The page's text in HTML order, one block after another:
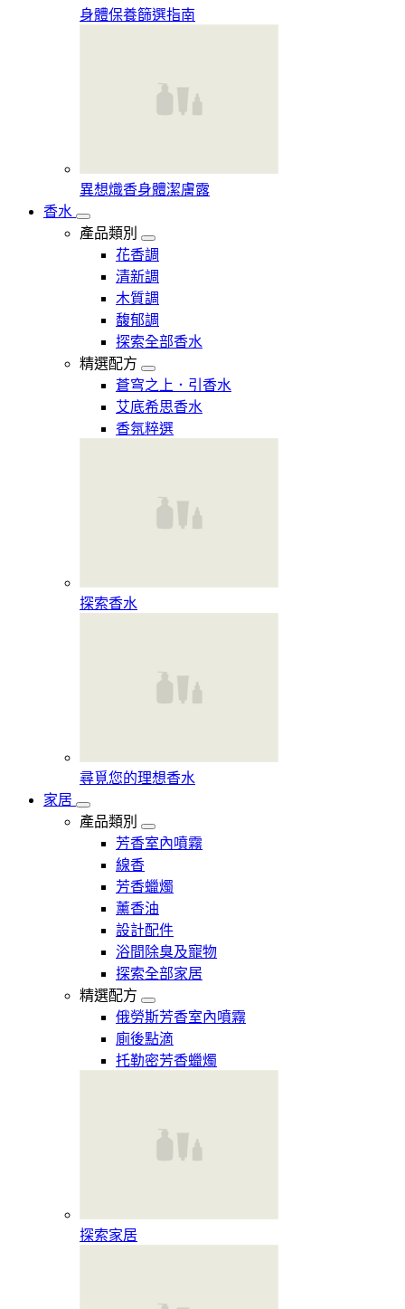
身體保養篩選指南
異想熾香身體潔膚露
香水
產品類別
花香調
清新調
木質調
馥郁調
探索全部香水
精選配方
蒼穹之上．引香水
艾底希思香水
香氛粹選
探索香水​
尋覓您的理想香水​
家居
產品類別
芳香室內噴霧
線香
芳香蠟燭
薰香油
設計配件
浴間除臭及寵物
探索全部家居
精選配方
俄勞斯芳香室內噴霧
廁後點滴
托勒密芳香蠟燭
探索家居